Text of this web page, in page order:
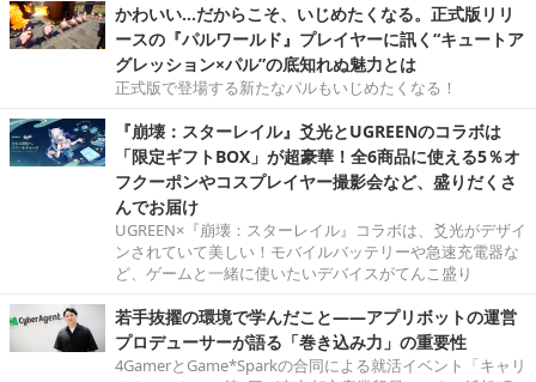
かわいい…だからこそ、いじめたくなる。正式版リリ
ースの『パルワールド』プレイヤーに訊く“キュートア
グレッション×パル”の底知れぬ魅力とは
正式版で登場する新たなパルもいじめたくなる！
『崩壊：スターレイル』爻光とUGREENのコラボは
「限定ギフトBOX」が超豪華！全6商品に使える5％オ
フクーポンやコスプレイヤー撮影会など、盛りだくさ
んでお届け
UGREEN×『崩壊：スターレイル』コラボは、爻光がデザイ
ンされていて美しい！モバイルバッテリーや急速充電器な
ど、ゲームと一緒に使いたいデバイスがてんこ盛り
若手抜擢の環境で学んだこと――アプリボットの運営
プロデューサーが語る「巻き込み力」の重要性
4GamerとGame*Sparkの合同による就活イベント「キャリ